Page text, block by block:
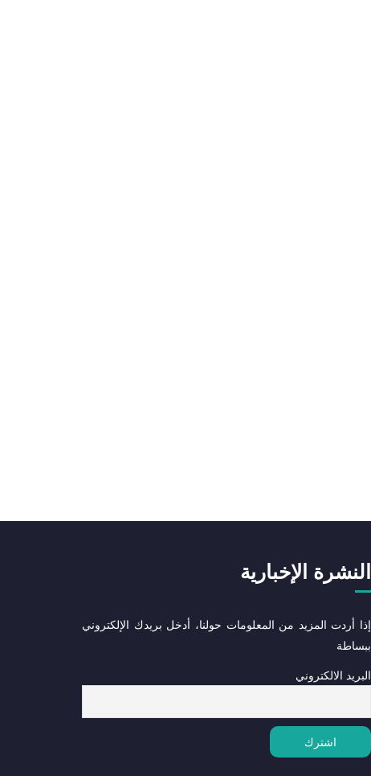
النشرة الإخبارية
إذا أردت المزيد من المعلومات حولنا، أدخل بريدك الإلكتروني
ببساطة
البريد الالكتروني